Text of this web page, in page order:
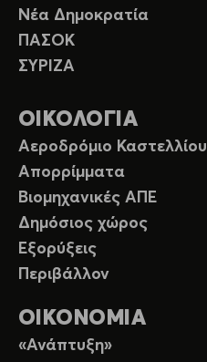
Νέα Δημοκρατία
ΠΑΣΟΚ
ΣΥΡΙΖΑ
ΟΙΚΟΛΟΓΙΑ
Αεροδρόμιο Καστελλίου
Απορρίμματα
Βιομηχανικές ΑΠΕ
Δημόσιος χώρος
Εξορύξεις
Περιβάλλον
ΟΙΚΟΝΟΜΙΑ
«Ανάπτυξη»